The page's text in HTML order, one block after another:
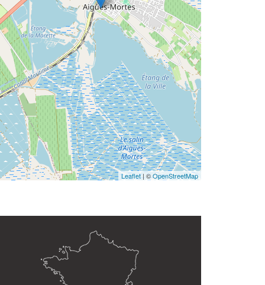
Leaflet| ©OpenStreetMap